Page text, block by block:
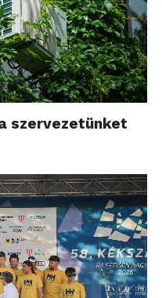
szervezetünket